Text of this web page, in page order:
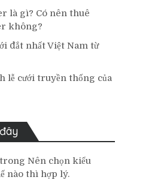
là gì? Có nên thuê
không?
đắt nhất Việt Nam từ
lễ cưới truyền thống của
trong Nên chọn kiểu
nào thì hợp lý.